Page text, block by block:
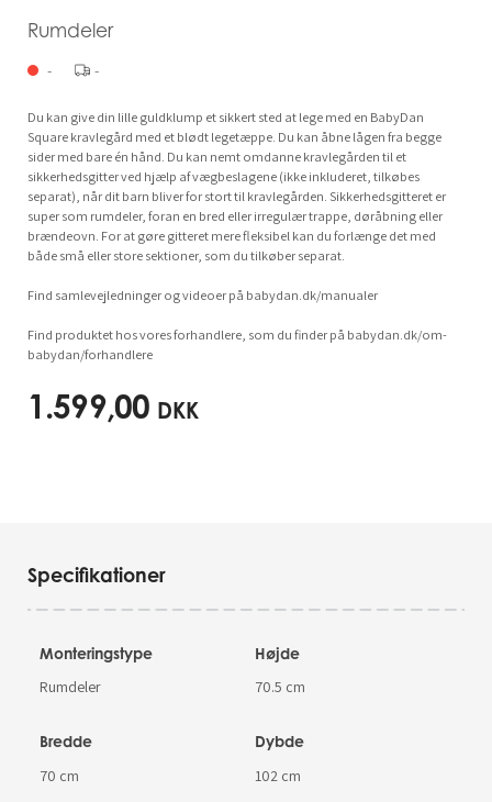
Rumdeler
- -
Du kan give din lille guldklump et sikkert sted at lege med en BabyDan
Square kravlegård med et blødt legetæppe. Du kan åbne lågen fra begge
sider med bare én hånd. Du kan nemt omdanne kravlegården til et
sikkerhedsgitter ved hjælp af vægbeslagene (ikke inkluderet, tilkøbes
separat), når dit barn bliver for stort til kravlegården. Sikkerhedsgitteret er
super som rumdeler, foran en bred eller irregulær trappe, døråbning eller
brændeovn. For at gøre gitteret mere fleksibel kan du forlænge det med
både små eller store sektioner, som du tilkøber separat.
Find samlevejledninger og videoer på babydan.dk/manualer
Find produktet hos vores forhandlere, som du finder på babydan.dk/om-
babydan/forhandlere
1.599,00 DKK
Specifikationer
Monteringstype
Rumdeler
Højde
70.5 cm
Bredde
70 cm
Dybde
102 cm